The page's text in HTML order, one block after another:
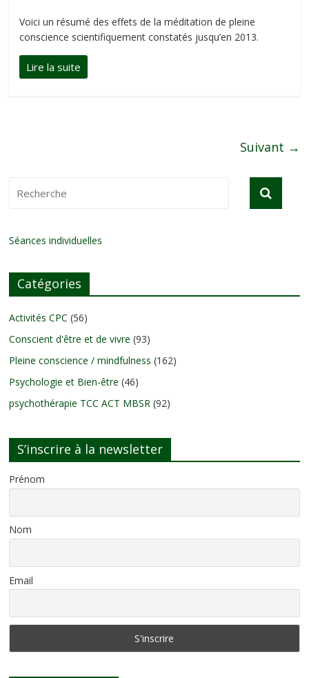
Voici un résumé des effets de la méditation de pleine
conscience scientifiquement constatés jusqu’en 2013.
Suivant →
Séances individuelles
Catégories
Activités CPC (56)
Conscient d'être et de vivre (93)
Pleine conscience / mindfulness (162)
Psychologie et Bien-être (46)
psychothérapie TCC ACT MBSR (92)
S’inscrire à la newsletter
Prénom
Nom
Email